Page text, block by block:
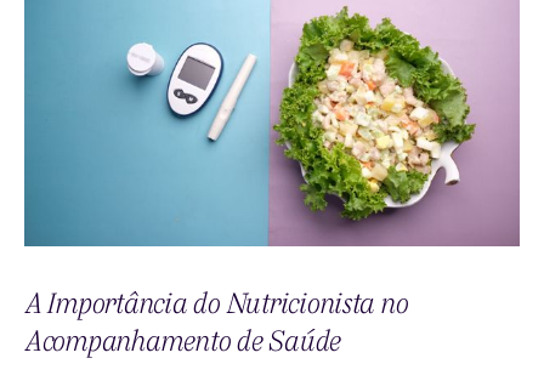
A Importância do Nutricionista no
Acompanhamento de Saúde